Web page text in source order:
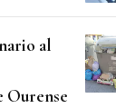
al
Ourense